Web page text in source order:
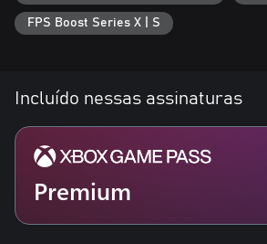
FPS Boost Series X | S
Incluído nessas assinaturas
Premium